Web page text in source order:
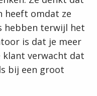
heeft omdat ze
hebben terwijl het
is dat je meer
verwacht dat
bij een groot